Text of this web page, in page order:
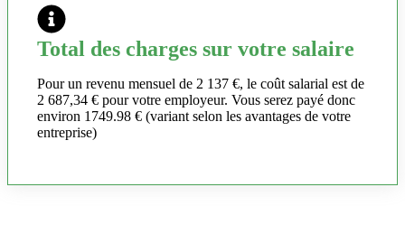
Total des charges sur votre salaire
Pour un revenu mensuel de 2 137 €, le coût salarial est de
2 687,34 € pour votre employeur. Vous serez payé donc
environ 1749.98 € (variant selon les avantages de votre
entreprise)